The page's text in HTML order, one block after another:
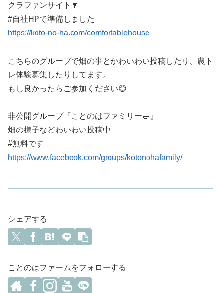
クラファンサイト🔽
#自社HPで準備しました
https://koto-no-ha.com/comfortablehouse
こちらのグループで畑の事とかわいわい投稿したり、農ト
レ体験募集したりしてます。
もし良かったらご参加ください😊
非公開グループ『ことのはファミリー🥗』
畑の様子などわいわい投稿中
#無料です
https://www.facebook.com/groups/kotonohafamily/
シェアする
ことのはファームをフォローする